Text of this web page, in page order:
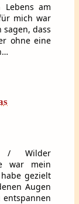
Lebens am
mich war
dass
ohne eine
/ Wilder
war mein
gezielt
Augen